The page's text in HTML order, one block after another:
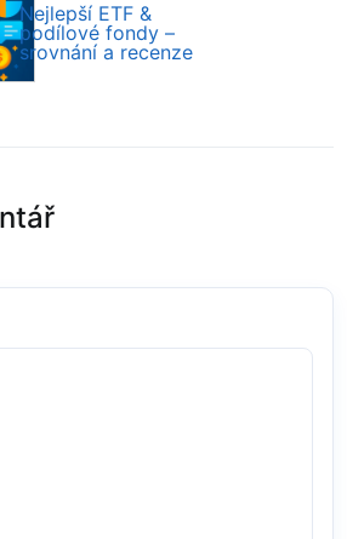
Nejlepší ETF &
podílové fondy –
srovnání a recenze